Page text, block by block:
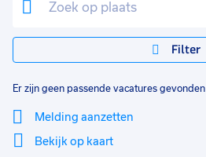
Filter
Er zijn geen passende vacatures gevonden
Melding aanzetten
Bekijk op kaart